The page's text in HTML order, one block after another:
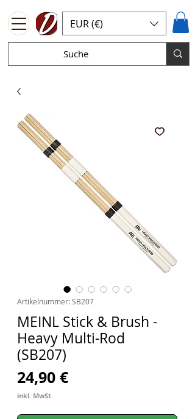
EUR (€)
Artikelnummer: SB207
MEINL Stick & Brush -
Heavy Multi-Rod
(SB207)
24,90 €Preis
inkl. MwSt.